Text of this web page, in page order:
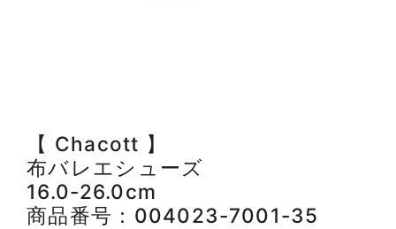
【 Chacott 】
布バレエシューズ
16.0-26.0cm
商品番号：004023-7001-35